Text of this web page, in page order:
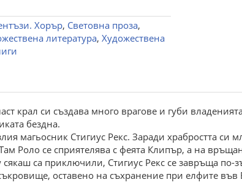
Хорър, Световна проза,
литература, Художествена
крал си създава много врагове и губи
бездна.
магьосник Стигиус Рекс. Заради храбростта си
Роло се сприятелява с феята Клипър, а на
са приключили, Стигиус Рекс се завръща по-
оставено на съхранение при елфите